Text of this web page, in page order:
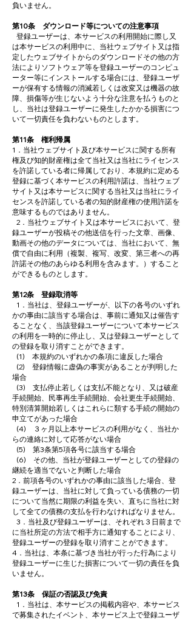
負いません。
第10条 ダウンロード等についての注意事項
登録ユーザーは、本サービスの利用開始に際し又
は本サービスの利用中に、当社ウェブサイト又は指
定したウェブサイトからのダウンロードその他の方
法によりソフトウェア等を登録ユーザーのコンピュ
ーター等にインストールする場合には、登録ユーザ
ーが保有する情報の消滅若しくは改変又は機器の故
障、損傷等が生じないよう十分な注意を払うものと
し、当社は登録ユーザーに発生したかかる損害につ
いて一切責任を負わないものとします。
第11条 権利帰属
1．当社ウェブサイト及び本サービスに関する所有
権及び知的財産権は全て当社又は当社にライセンス
を許諾している者に帰属しており、本規約に定める
登録に基づく本サービスの利用許諾は、当社ウェブ
サイト又は本サービスに関する当社又は当社にライ
センスを許諾している者の知的財産権の使用許諾を
意味するものではありません。
2．当社ウェブサイト又は本サービスにおいて、登
録ユーザーが投稿その他送信を行った文章、画像、
動画その他のデータについては、当社において、無
償で自由に利用（複製、複写、改変、第三者への再
許諾その他のあらゆる利用を含みます。）すること
ができるものとします。
第12条 登録取消等
1．当社は、登録ユーザーが、以下の各号のいずれ
かの事由に該当する場合は、事前に通知又は催告す
ることなく、当該登録ユーザーについて本サービス
の利用を一時的に停止し、又は登録ユーザーとして
の登録を取り消すことができます。
(1) 本規約のいずれかの条項に違反した場合
(2) 登録情報に虚偽の事実があることが判明した
場合
(3) 支払停止若しくは支払不能となり、又は破産
手続開始、民事再生手続開始、会社更生手続開始、
特別清算開始若しくはこれらに類する手続の開始の
申立てがあった場合
(4) ３ヶ月以上本サービスの利用がなく、当社か
らの連絡に対して応答がない場合
(5) 第3条第5項各号に該当する場合
(6) その他、当社が登録ユーザーとしての登録の
継続を適当でないと判断した場合
2．前項各号のいずれかの事由に該当した場合、登
録ユーザーは、当社に対して負っている債務の一切
について当然に期限の利益を失い、直ちに当社に対
して全ての債務の支払を行わなければなりません。
3．当社及び登録ユーザーは、それぞれ３日前まで
に当社所定の方法で相手方に通知することにより、
登録ユーザーの登録を取り消すことができます。
4．当社は、本条に基づき当社が行った行為により
登録ユーザーに生じた損害について一切の責任を負
いません。
第13条 保証の否認及び免責
1．当社は、本サービスの掲載内容や、本サービス
で募集されたイベント、本サービス上で登録ユーザ